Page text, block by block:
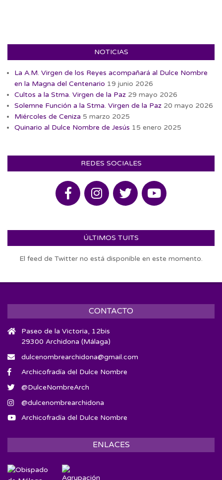
NOTICIAS
La A.M. Virgen de los Reyes acompañará al Dulce Nombre
en la Magna del Centenario 19 junio 2026
Cultos a la Stma. Virgen de la Paz 29 mayo 2026
Solemne Función a la Stma. Virgen de la Paz 20 mayo 2026
Miércoles de Ceniza 5 marzo 2025
Quinario al Dulce Nombre de Jesús 15 enero 2025
REDES SOCIALES
ÚLTIMOS TUITS
El feed de Twitter no está disponible en este momento.
CONTACTO
Paseo de la Victoria, 12bis
29300 Archidona (Málaga)
dulcenombrearchidona@gmail.com
Archicofradía del Dulce Nombre
@DulceNombreArch
@dulcenombrearchidona
Archicofradía del Dulce Nombre
ENLACES